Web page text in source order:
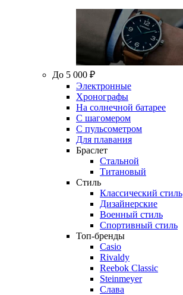
До 5 000 ₽
Электронные
Хронографы
На солнечной батарее
С шагомером
С пульсометром
Для плавания
Браслет
Стальной
Титановый
Стиль
Классический стиль
Дизайнерские
Военный стиль
Спортивный стиль
Топ-бренды
Casio
Rivaldy
Reebok Classic
Steinmeyer
Слава